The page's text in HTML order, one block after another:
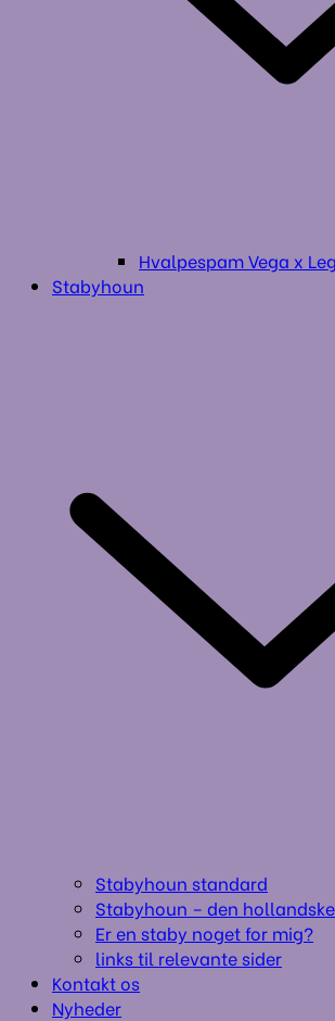
Hvalpespam Vega x
Stabyhoun
Stabyhoun standard
Stabyhoun – den
Er en staby noget for mig?
links til relevante sider
Kontakt os
Nyheder